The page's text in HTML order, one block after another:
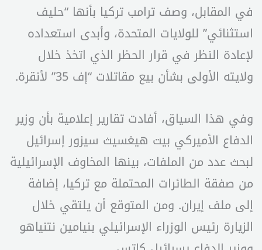
في المقابل، وصف ترامب تركيا بأنها “حليف
استثنائي” للولايات المتحدة، وأبدى استعداده
لإعادة النظر في قرار الحظر الذي اتخذ خلال
ولايته الأولى بشأن بيع مقاتلات “إف 35” لأنقرة.
وفي هذا السياق، أفادت تقارير إعلامية بأن وزير
الدفاع الأميركي بيت هيغسيث سيزور إسرائيل
لبحث عدد من الملفات، بينها المخاوف الإسرائيلية
من صفقة الطائرات المحتملة مع تركيا، إضافة
إلى ملف إيران. ومن المتوقع أن يلتقي خلال
الزيارة رئيس الوزراء الإسرائيلي بنيامين نتنياهو